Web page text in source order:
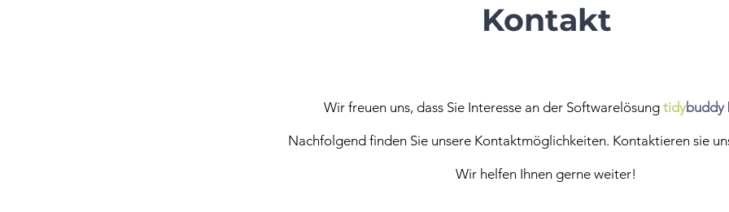
Kontakt
Wir freuen uns, dass Sie Interesse an der Softwarelösung tidybuddy
Nachfolgend finden Sie unsere Kontaktmöglichkeiten. Kontaktieren sie
Wir helfen Ihnen gerne weiter!